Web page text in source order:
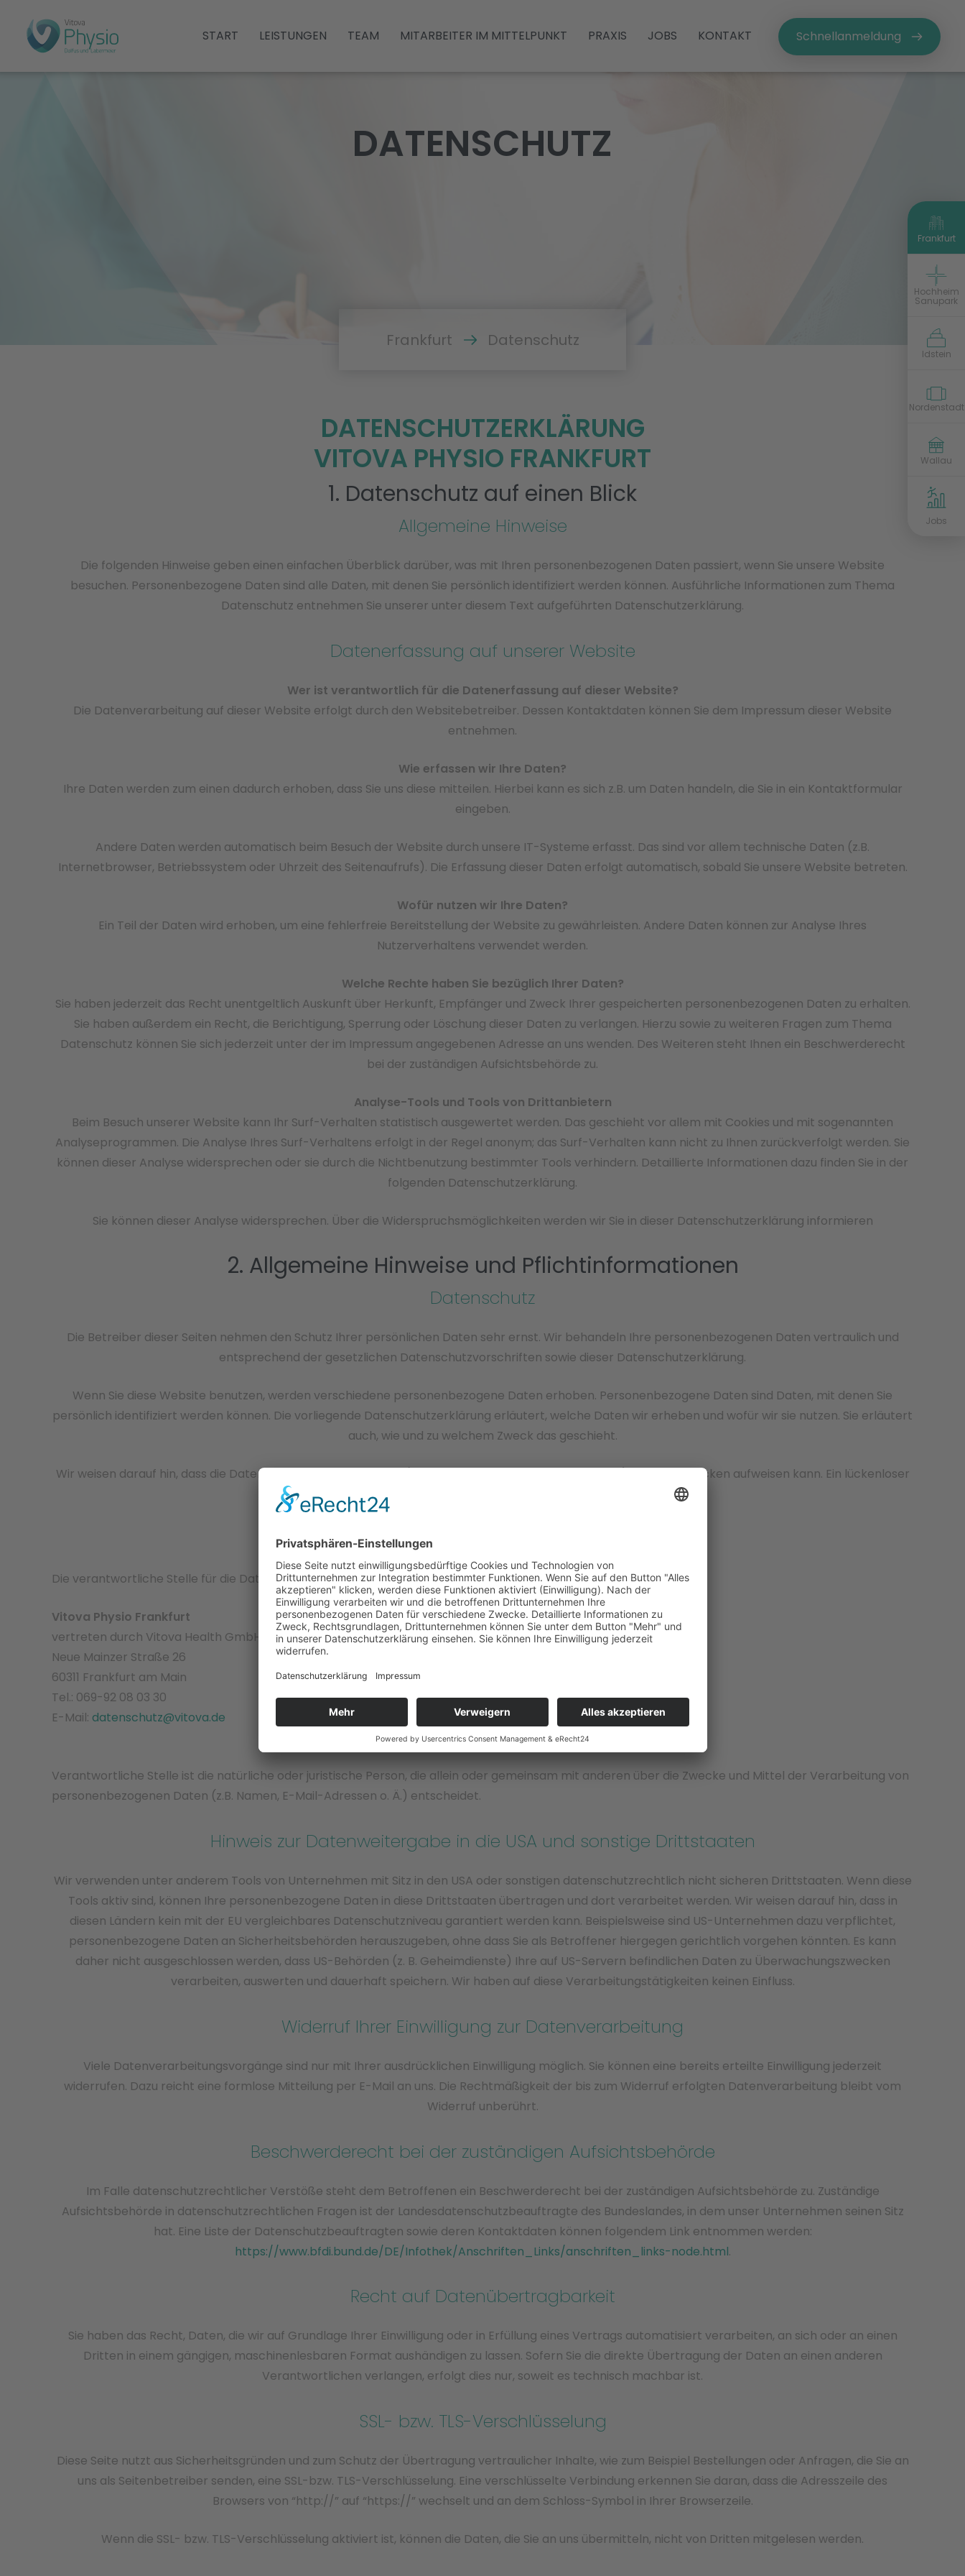
Frankfurt
Hochheim
Sanupark
Idstein
Nordenstadt
Wallau
Jobs
Schnellanmeldung
START LEISTUNGEN TEAM MITARBEITER IM MITTELPUNKT PRAXIS JOBS KONTAKT
DATENSCHUTZ
Frankfurt Datenschutz
DATENSCHUTZERKLÄRUNG
VITOVA PHYSIO FRANKFURT
1. Datenschutz auf einen Blick
Allgemeine Hinweise
Die folgenden Hinweise geben einen einfachen Überblick darüber, was mit Ihren personenbezogenen Daten passiert, wenn Sie unsere Website
besuchen. Personenbezogene Daten sind alle Daten, mit denen Sie persönlich identifiziert werden können. Ausführliche Informationen zum Thema
Datenschutz entnehmen Sie unserer unter diesem Text aufgeführten Datenschutzerklärung.
Datenerfassung auf unserer Website
Wer ist verantwortlich für die Datenerfassung auf dieser Website?
Die Datenverarbeitung auf dieser Website erfolgt durch den Websitebetreiber. Dessen Kontaktdaten können Sie dem Impressum dieser Website
entnehmen.
Wie erfassen wir Ihre Daten?
Ihre Daten werden zum einen dadurch erhoben, dass Sie uns diese mitteilen. Hierbei kann es sich z.B. um Daten handeln, die Sie in ein Kontaktformular
eingeben.
Andere Daten werden automatisch beim Besuch der Website durch unsere IT-Systeme erfasst. Das sind vor allem technische Daten (z.B.
Internetbrowser, Betriebssystem oder Uhrzeit des Seitenaufrufs). Die Erfassung dieser Daten erfolgt automatisch, sobald Sie unsere Website betreten.
Wofür nutzen wir Ihre Daten?
Ein Teil der Daten wird erhoben, um eine fehlerfreie Bereitstellung der Website zu gewährleisten. Andere Daten können zur Analyse Ihres
Nutzerverhaltens verwendet werden.
Welche Rechte haben Sie bezüglich Ihrer Daten?
Sie haben jederzeit das Recht unentgeltlich Auskunft über Herkunft, Empfänger und Zweck Ihrer gespeicherten personenbezogenen Daten zu erhalten.
Sie haben außerdem ein Recht, die Berichtigung, Sperrung oder Löschung dieser Daten zu verlangen. Hierzu sowie zu weiteren Fragen zum Thema
Datenschutz können Sie sich jederzeit unter der im Impressum angegebenen Adresse an uns wenden. Des Weiteren steht Ihnen ein Beschwerderecht
bei der zuständigen Aufsichtsbehörde zu.
Analyse-Tools und Tools von Drittanbietern
Beim Besuch unserer Website kann Ihr Surf-Verhalten statistisch ausgewertet werden. Das geschieht vor allem mit Cookies und mit sogenannten
Analyseprogrammen. Die Analyse Ihres Surf-Verhaltens erfolgt in der Regel anonym; das Surf-Verhalten kann nicht zu Ihnen zurückverfolgt werden. Sie
können dieser Analyse widersprechen oder sie durch die Nichtbenutzung bestimmter Tools verhindern. Detaillierte Informationen dazu finden Sie in der
folgenden Datenschutzerklärung.
Sie können dieser Analyse widersprechen. Über die Widerspruchsmöglichkeiten werden wir Sie in dieser Datenschutzerklärung informieren
2. Allgemeine Hinweise und Pflichtinformationen
Datenschutz
Die Betreiber dieser Seiten nehmen den Schutz Ihrer persönlichen Daten sehr ernst. Wir behandeln Ihre personenbezogenen Daten vertraulich und
entsprechend der gesetzlichen Datenschutzvorschriften sowie dieser Datenschutzerklärung.
Wenn Sie diese Website benutzen, werden verschiedene personenbezogene Daten erhoben. Personenbezogene Daten sind Daten, mit denen Sie
persönlich identifiziert werden können. Die vorliegende Datenschutzerklärung erläutert, welche Daten wir erheben und wofür wir sie nutzen. Sie erläutert
auch, wie und zu welchem Zweck das geschieht.
Wir weisen darauf hin, dass die Datenübertragung im Internet (z.B. bei der Kommunikation per E-Mail) Sicherheitslücken aufweisen kann. Ein lückenloser
Schutz der Daten vor dem Zugriff durch Dritte ist nicht möglich.
Hinweis zur verantwortlichen Stelle
Die verantwortliche Stelle für die Datenverarbeitung auf dieser Website ist:
Vitova Physio Frankfurt
vertreten durch Vitova Health GmbH & Co. KG
Neue Mainzer Straße 26
60311 Frankfurt am Main
Tel.: 069-92 08 03 30
E-Mail: datenschutz@vitova.de
Verantwortliche Stelle ist die natürliche oder juristische Person, die allein oder gemeinsam mit anderen über die Zwecke und Mittel der Verarbeitung von
personenbezogenen Daten (z.B. Namen, E-Mail-Adressen o. Ä.) entscheidet.
Hinweis zur Datenweitergabe in die USA und sonstige Drittstaaten
Wir verwenden unter anderem Tools von Unternehmen mit Sitz in den USA oder sonstigen datenschutzrechtlich nicht sicheren Drittstaaten. Wenn diese
Tools aktiv sind, können Ihre personenbezogene Daten in diese Drittstaaten übertragen und dort verarbeitet werden. Wir weisen darauf hin, dass in
diesen Ländern kein mit der EU vergleichbares Datenschutzniveau garantiert werden kann. Beispielsweise sind US-Unternehmen dazu verpflichtet,
personenbezogene Daten an Sicherheitsbehörden herauszugeben, ohne dass Sie als Betroffener hiergegen gerichtlich vorgehen könnten. Es kann
daher nicht ausgeschlossen werden, dass US-Behörden (z. B. Geheimdienste) Ihre auf US-Servern befindlichen Daten zu Überwachungszwecken
verarbeiten, auswerten und dauerhaft speichern. Wir haben auf diese Verarbeitungstätigkeiten keinen Einfluss.
Widerruf Ihrer Einwilligung zur Datenverarbeitung
Viele Datenverarbeitungsvorgänge sind nur mit Ihrer ausdrücklichen Einwilligung möglich. Sie können eine bereits erteilte Einwilligung jederzeit
widerrufen. Dazu reicht eine formlose Mitteilung per E-Mail an uns. Die Rechtmäßigkeit der bis zum Widerruf erfolgten Datenverarbeitung bleibt vom
Widerruf unberührt.
Beschwerderecht bei der zuständigen Aufsichtsbehörde
Im Falle datenschutzrechtlicher Verstöße steht dem Betroffenen ein Beschwerderecht bei der zuständigen Aufsichtsbehörde zu. Zuständige
Aufsichtsbehörde in datenschutzrechtlichen Fragen ist der Landesdatenschutzbeauftragte des Bundeslandes, in dem unser Unternehmen seinen Sitz
hat. Eine Liste der Datenschutzbeauftragten sowie deren Kontaktdaten können folgendem Link entnommen werden:
https://www.bfdi.bund.de/DE/Infothek/Anschriften_Links/anschriften_links-node.html.
Recht auf Datenübertragbarkeit
Sie haben das Recht, Daten, die wir auf Grundlage Ihrer Einwilligung oder in Erfüllung eines Vertrags automatisiert verarbeiten, an sich oder an einen
Dritten in einem gängigen, maschinenlesbaren Format aushändigen zu lassen. Sofern Sie die direkte Übertragung der Daten an einen anderen
Verantwortlichen verlangen, erfolgt dies nur, soweit es technisch machbar ist.
SSL- bzw. TLS-Verschlüsselung
Diese Seite nutzt aus Sicherheitsgründen und zum Schutz der Übertragung vertraulicher Inhalte, wie zum Beispiel Bestellungen oder Anfragen, die Sie an
uns als Seitenbetreiber senden, eine SSL-bzw. TLS-Verschlüsselung. Eine verschlüsselte Verbindung erkennen Sie daran, dass die Adresszeile des
Browsers von “http://” auf “https://” wechselt und an dem Schloss-Symbol in Ihrer Browserzeile.
Wenn die SSL- bzw. TLS-Verschlüsselung aktiviert ist, können die Daten, die Sie an uns übermitteln, nicht von Dritten mitgelesen werden.